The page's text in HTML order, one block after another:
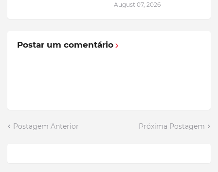
August 07, 2026
Postar um comentário
Postagem Anterior Próxima Postagem